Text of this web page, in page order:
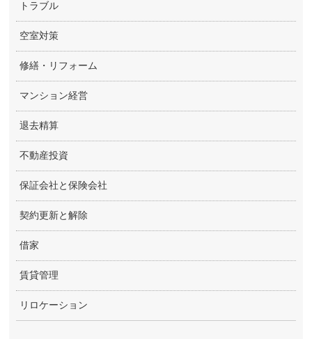
トラブル
空室対策
修繕・リフォーム
マンション経営
退去精算
不動産投資
保証会社と保険会社
契約更新と解除
借家
賃貸管理
リロケーション